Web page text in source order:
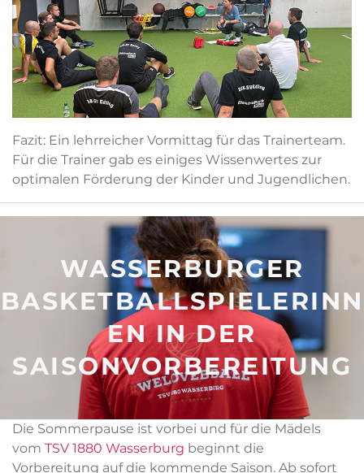
Fazit: Ein lehrreicher Vormittag für das Trainerteam.
Für die Trainer gab es einiges Wissenwertes zur
optimalen Förderung der Kinder und Jugendlichen.
WASSERBURGER
BASKETBALLSPIELERINN
EN IN DER
SAISONVORBEREITUNG
Die Sommerpause ist vorbei und für die Mädels
vom TSV 1880 Wasserburg beginnt die
Vorbereitung auf die kommende Saison. Ab sofort